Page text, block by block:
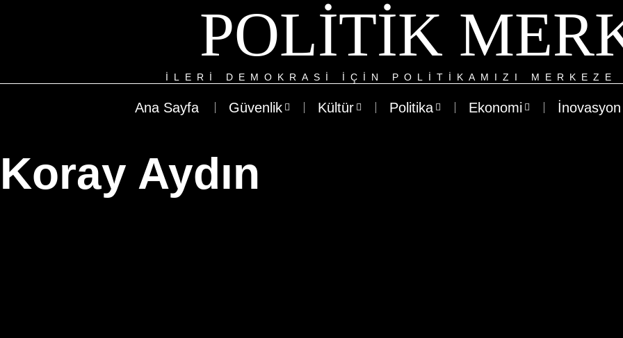
POLITIK
ILERI DEMOKRASI IÇIN POLITIKAMIZI
Ana Sayfa Güvenlik Kültür Politika Ekonomi İnovasyon
Koray Aydın